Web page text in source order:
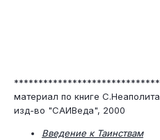
материал по книге
изд-во "САИВеда", 2000
Введение к Таинствам